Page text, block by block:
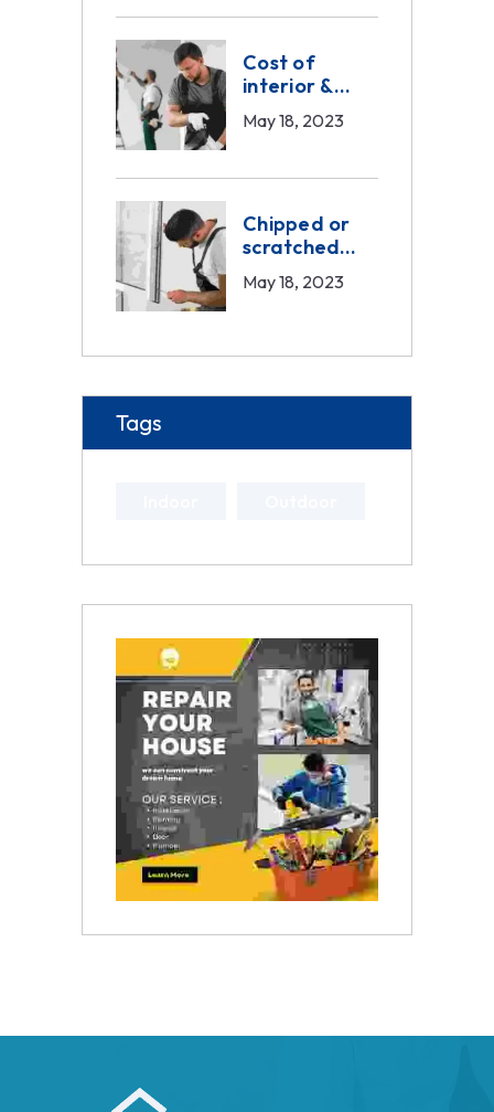
Cost of
interior &
exterior
painting
May 18, 2023
Chipped or
scratched
doors service
May 18, 2023
Tags